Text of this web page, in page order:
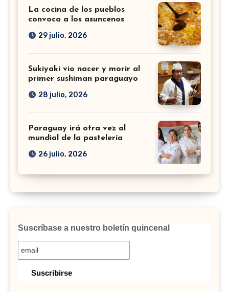
La cocina de los pueblos
convoca a los asuncenos
29 julio, 2026
Sukiyaki vio nacer y morir al
primer sushiman paraguayo
28 julio, 2026
Paraguay irá otra vez al
mundial de la pastelería
26 julio, 2026
Suscríbase a nuestro boletín quincenal